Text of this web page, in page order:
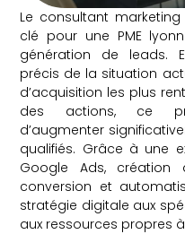
Le consultant
clé pour une PME
génération de leads.
précis de la situation
d’acquisition les plus
des actions, ce
d’augmenter
qualifiés. Grâce à une
Google Ads, création
conversion et
stratégie digitale aux
aux ressources propres à